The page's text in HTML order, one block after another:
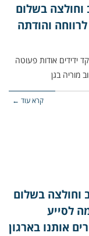
וחולצה בשלום
והודתה
ידידים אודות פעוטה
מוריה בגן
קרא עוד ←
וחולצה בשלום
לסייע
אותנו בארגון